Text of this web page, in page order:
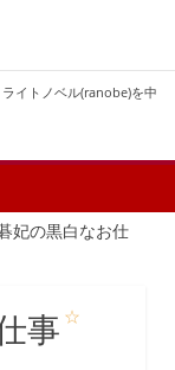
イトノベル(ranobe)を中
妃の黒白なお仕
事 ☆